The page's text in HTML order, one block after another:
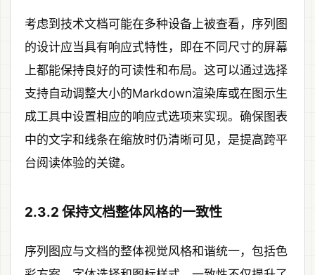
考虑到技术文档可能在多种设备上被查看，序列图
的设计应当具有响应式特性，即在不同尺寸的屏幕
上都能保持良好的可读性和布局。这可以通过选择
支持自动调整大小的Markdown渲染库或在图示生
成工具中设置相应的响应式选项来实现。确保图表
中的文字和线条在缩放时仍清晰可见，是提高跨平
台阅读体验的关键。
2.3.2 保持文档整体风格的一致性
序列图应与文档的整体视觉风格和谐统一，包括色